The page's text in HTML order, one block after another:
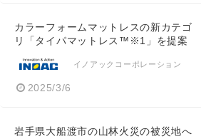
カラーフォームマットレスの新カテゴ
リ「タイパマットレス™※1」を提案
イノアックコーポレーション
2025/3/6
岩手県大船渡市の山林火災の被災地へ